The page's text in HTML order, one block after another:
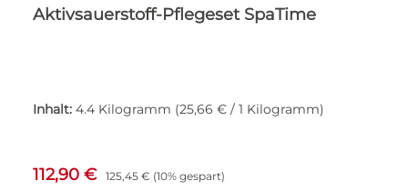
Aktivsauerstoff-Pflegeset SpaTime
Inhalt: 4.4 Kilogramm (25,66 € / 1 Kilogramm)
Verkaufspreis:
112,90 € Regulärer Preis:
125,45 € (10% gespart)